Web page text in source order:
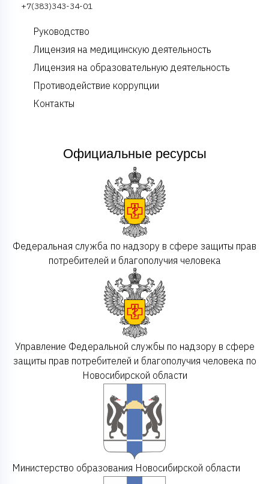
+7(383)343-34-01
Руководство
Лицензия на медицинскую деятельность
Лицензия на образовательную деятельность
Противодействие коррупции
Контакты
Официальные ресурсы
Федеральная служба по надзору в сфере защиты прав
потребителей и благополучия человека
Управление Федеральной службы по надзору в сфере
защиты прав потребителей и благополучия человека по
Новосибирской области
Министерство образования Новосибирской области